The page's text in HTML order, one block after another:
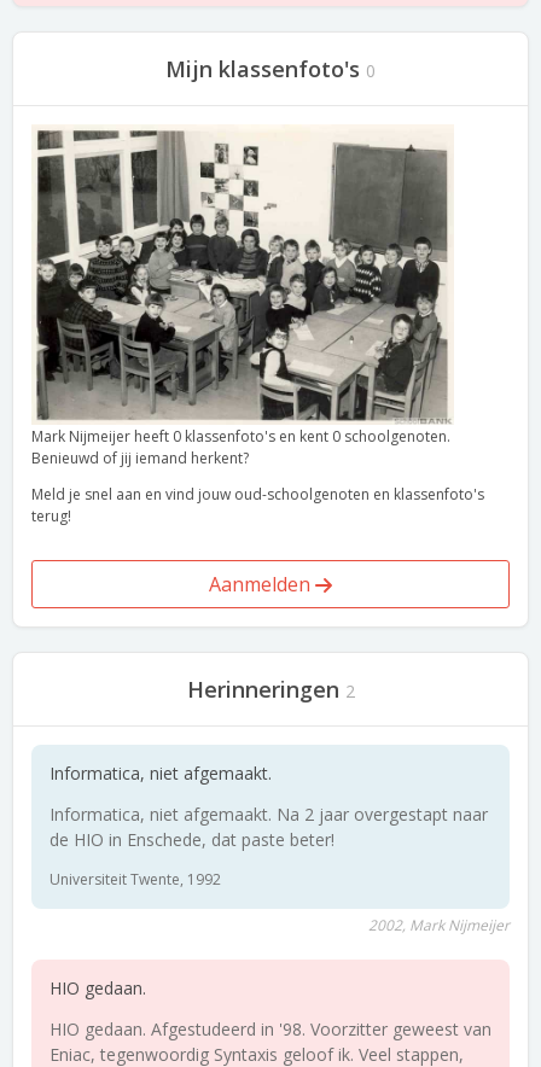
Mijn klassenfoto's 0
Mark Nijmeijer heeft 0 klassenfoto's en kent 0 schoolgenoten.
Benieuwd of jij iemand herkent?
Meld je snel aan en vind jouw oud-schoolgenoten en klassenfoto's
terug!
Aanmelden
Herinneringen 2
Informatica, niet afgemaakt.
Informatica, niet afgemaakt. Na 2 jaar overgestapt naar
de HIO in Enschede, dat paste beter!
Universiteit Twente, 1992
2002, Mark Nijmeijer
HIO gedaan.
HIO gedaan. Afgestudeerd in '98. Voorzitter geweest van
Eniac, tegenwoordig Syntaxis geloof ik. Veel stappen,